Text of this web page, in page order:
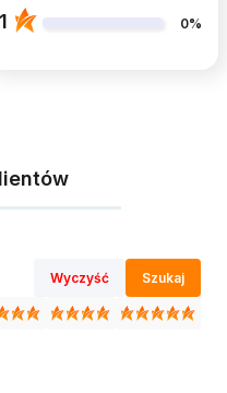
1 0%
Wyczyść Szukaj